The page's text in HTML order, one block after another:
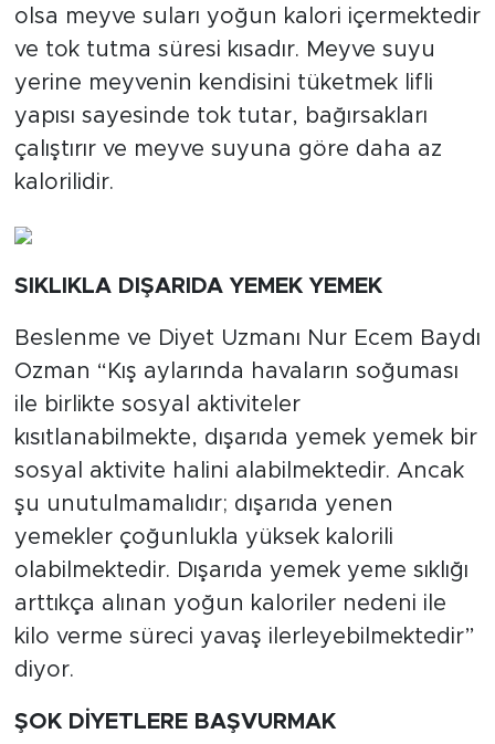
olsa meyve suları yoğun kalori içermektedir
ve tok tutma süresi kısadır. Meyve suyu
yerine meyvenin kendisini tüketmek lifli
yapısı sayesinde tok tutar, bağırsakları
çalıştırır ve meyve suyuna göre daha az
kalorilidir.
SIKLIKLA DIŞARIDA YEMEK YEMEK
Beslenme ve Diyet Uzmanı Nur Ecem Baydı
Ozman “Kış aylarında havaların soğuması
ile birlikte sosyal aktiviteler
kısıtlanabilmekte, dışarıda yemek yemek bir
sosyal aktivite halini alabilmektedir. Ancak
şu unutulmamalıdır; dışarıda yenen
yemekler çoğunlukla yüksek kalorili
olabilmektedir. Dışarıda yemek yeme sıklığı
arttıkça alınan yoğun kaloriler nedeni ile
kilo verme süreci yavaş ilerleyebilmektedir”
diyor.
ŞOK DİYETLERE BAŞVURMAK